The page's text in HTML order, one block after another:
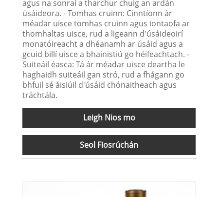
agus na sonraí a tharchur chuig an ardán
úsáideora. - Tomhas cruinn: Cinntíonn ár
méadar uisce tomhas cruinn agus iontaofa ar
thomhaltas uisce, rud a ligeann d'úsáideoirí
monatóireacht a dhéanamh ar úsáid agus a
gcuid billí uisce a bhainistiú go héifeachtach. -
Suiteáil éasca: Tá ár méadar uisce deartha le
haghaidh suiteáil gan stró, rud a fhágann go
bhfuil sé áisiúil d'úsáid chónaitheach agus
tráchtála.
Leigh Nios mo
Seol Fiosrúchán